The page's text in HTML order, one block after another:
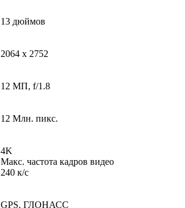
13 дюймов
2064 x 2752
12 МП, f/1.8
12 Млн. пикс.
4K
Макс. частота кадров видео
240 к/с
GPS, ГЛОНАСС